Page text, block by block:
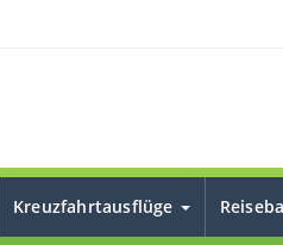
Kreuzfahrtausflüge